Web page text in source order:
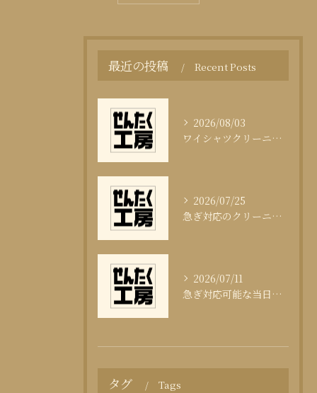
最近の投稿 Recent Posts
2026/08/03
ワイシャツクリーニング頻度と清潔感の科学
2026/07/25
急ぎ対応のクリーニング即日サービスの秘訣
2026/07/11
急ぎ対応可能な当日クリーニングの実態
タグ Tags